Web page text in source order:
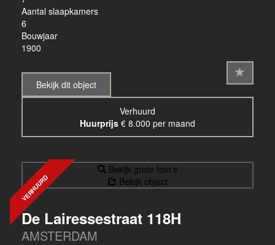
Aantal slaapkamers
6
Bouwjaar
1900
Bekijk dit object
Verhuurd
Huurprijs € 8.000 per maand
VERHUURD
Bekijk grote foto's
Bekijk object
De Lairessestraat 118H
AMSTERDAM